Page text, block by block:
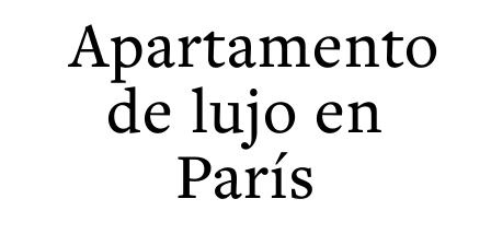
Apartamento
de lujo en
París